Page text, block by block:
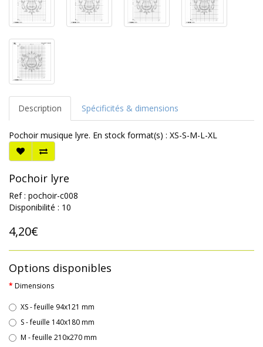
Description Spécificités & dimensions
Pochoir musique lyre. En stock format(s) : XS-S-M-L-XL
Pochoir lyre
Ref : pochoir-c008
Disponibilité : 10
4,20€
Options disponibles
Dimensions
XS - feuille 94x121 mm
S - feuille 140x180 mm
M - feuille 210x270 mm